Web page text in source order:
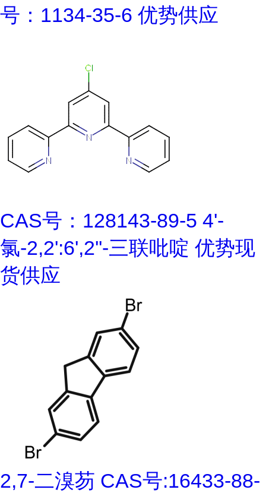
号：1134-35-6 优势供应
CAS号：128143-89-5 4'-
氯-2,2':6',2''-三联吡啶 优势现
货供应
2,7-二溴芴 CAS号:16433-88-